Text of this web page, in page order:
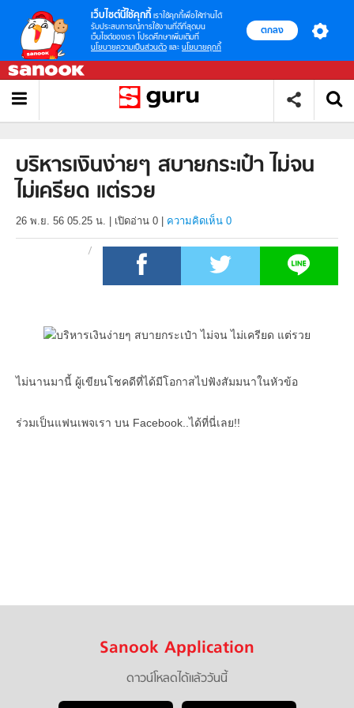
เว็บไซต์นี้ใช้คุกกี้ เราใช้คุกกี้เพื่อให้ท่านได้
รับประสบการณ์การใช้งานที่ดีที่สุดบน
เว็บไซต์ของเรา โปรดศึกษาเพิ่มเติมที่
นโยบายความเป็นส่วนตัว และ นโยบายคุกกี้
ตกลง
บริหารเงินง่ายๆ สบายกระเป๋า ไม่จน
ไม่เครียด แต่รวย
26 พ.ย. 56 05.25 น. เปิดอ่าน 0 ความคิดเห็น 0
ไม่นานมานี้ ผู้เขียนโชคดีที่ได้มีโอกาสไปฟังสัมมนาในหัวข้อ
ร่วมเป็นแฟนเพจเรา บน Facebook..ได้ที่นี่เลย!!
Sanook Application
ดาวน์โหลดได้แล้ววันนี้